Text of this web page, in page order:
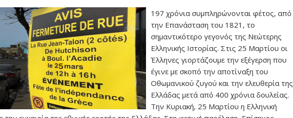
197 χρόνια συμπληρώνονται φέτος, από
την Επανάσταση του 1821, το
σημαντικότερο γεγονός της Νεώτερης
Ελληνικής Ιστορίας. Στις 25 Μαρτίου οι
Έλληνες γιορτάζουμε την εξέγερση που
έγινε με σκοπό την αποτίναξη του
Οθωμανικού ζυγού και την ελευθερία της
Ελλάδας μετά από 400 χρόνια δουλείας.
Την Κυριακή, 25 Μαρτίου η Ελληνική